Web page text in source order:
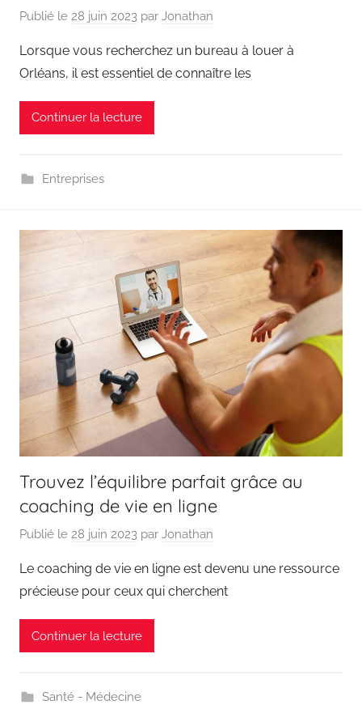
Publié le 28 juin 2023 par Jonathan
Lorsque vous recherchez un bureau à louer à
Orléans, il est essentiel de connaître les
Continuer la lecture
Entreprises
Trouvez l’équilibre parfait grâce au
coaching de vie en ligne
Publié le 28 juin 2023 par Jonathan
Le coaching de vie en ligne est devenu une ressource
précieuse pour ceux qui cherchent
Continuer la lecture
Santé - Médecine